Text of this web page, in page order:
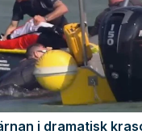
i dramatisk